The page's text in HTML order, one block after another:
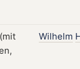
Wilhelm